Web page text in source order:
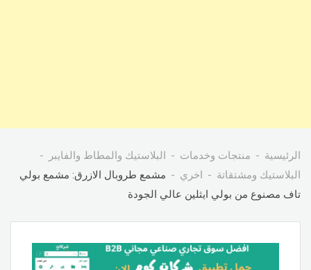
الرئيسية منتجات وخدمات
البلاستيك والمطاط والفايبر
البلاستيك ومشتقاتة
اخري
مشمع طروبال الازرق: مشمع بولي
تاف مصنوع من بولي ايثلين عالي الجودة